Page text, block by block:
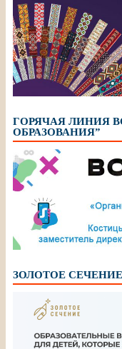
ГОРЯЧАЯ ЛИНИЯ
ОБРАЗОВАНИЯ”
ЗОЛОТОЕ СЕЧЕНИЕ